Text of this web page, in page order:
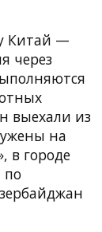
Китай —
через
выехали из
на
в городе
по